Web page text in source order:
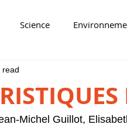
Science
read
Michel Guillot,